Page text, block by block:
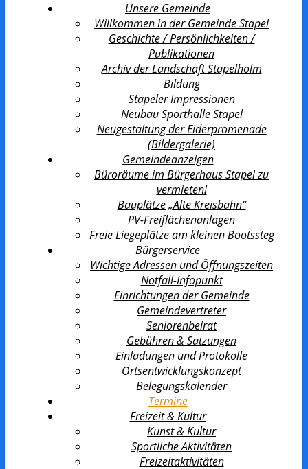
Unsere Gemeinde
Willkommen in der Gemeinde Stapel
Geschichte / Persönlichkeiten /
Publikationen
Archiv der Landschaft Stapelholm
Bildung
Stapeler Impressionen
Neubau Sporthalle Stapel
Neugestaltung der Eiderpromenade
(Bildergalerie)
Gemeindeanzeigen
Büroräume im Bürgerhaus Stapel zu
vermieten!
Bauplätze „Alte Kreisbahn“
PV-Freiflächenanlagen
Freie Liegeplätze am kleinen Bootssteg
Bürgerservice
Wichtige Adressen und Öffnungszeiten
Notfall-Infopunkt
Einrichtungen der Gemeinde
Gemeindevertreter
Seniorenbeirat
Gebühren & Satzungen
Einladungen und Protokolle
Ortsentwicklungs­konzept
Belegungskalender
Termine
Freizeit & Kultur
Kunst & Kultur
Sportliche Aktivitäten
Freizeitaktivitäten